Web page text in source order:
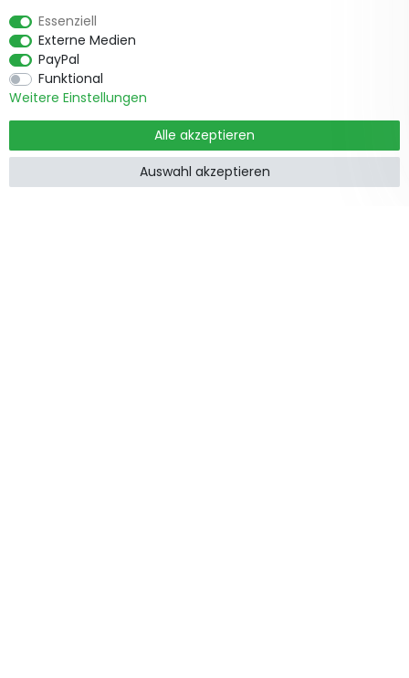
Essenziell
Externe Medien
PayPal
Funktional
Weitere Einstellungen
Alle akzeptieren
Auswahl akzeptieren
Informationen